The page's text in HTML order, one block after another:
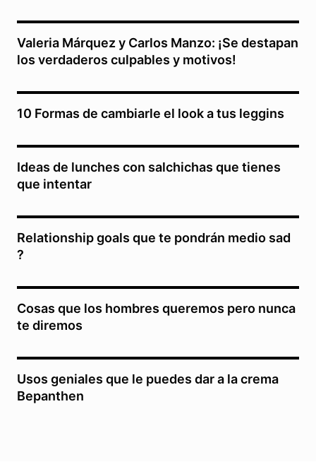
Valeria Márquez y Carlos Manzo: ¡Se destapan
los verdaderos culpables y motivos!
10 Formas de cambiarle el look a tus leggins
Ideas de lunches con salchichas que tienes
que intentar
Relationship goals que te pondrán medio sad
?
Cosas que los hombres queremos pero nunca
te diremos
Usos geniales que le puedes dar a la crema
Bepanthen